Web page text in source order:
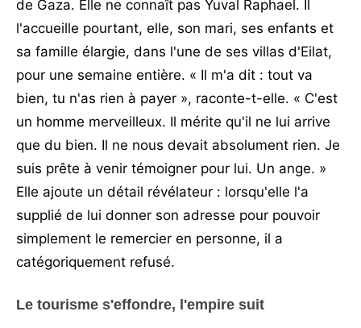
de Gaza. Elle ne connaît pas Yuval Raphael. Il
l'accueille pourtant, elle, son mari, ses enfants et
sa famille élargie, dans l'une de ses villas d'Eilat,
pour une semaine entière. « Il m'a dit : tout va
bien, tu n'as rien à payer », raconte-t-elle. « C'est
un homme merveilleux. Il mérite qu'il ne lui arrive
que du bien. Il ne nous devait absolument rien. Je
suis prête à venir témoigner pour lui. Un ange. »
Elle ajoute un détail révélateur : lorsqu'elle l'a
supplié de lui donner son adresse pour pouvoir
simplement le remercier en personne, il a
catégoriquement refusé.
Le tourisme s'effondre, l'empire suit